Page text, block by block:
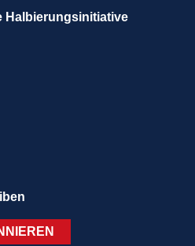
Halbierungsinitiative